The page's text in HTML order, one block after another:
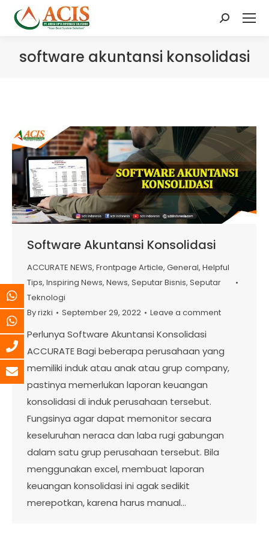
Search:
software akuntansi konsolidasi
Software Akuntansi Konsolidasi
ACCURATE NEWS, Frontpage Article, General, Helpful
Tips, Inspiring News, News, Seputar Bisnis, Seputar
Teknologi
Byrizki September 29, 2022 Leave a comment
Perlunya Software Akuntansi Konsolidasi
ACCURATE Bagi beberapa perusahaan yang
memiliki induk atau anak atau grup company,
pastinya memerlukan laporan keuangan
konsolidasi di induk perusahaan tersebut.
Fungsinya agar dapat memonitor secara
keseluruhan neraca dan laba rugi gabungan
dalam satu grup perusahaan tersebut. Bila
menggunakan excel, membuat laporan
keuangan konsolidasi ini agak sedikit
merepotkan, karena harus manual…